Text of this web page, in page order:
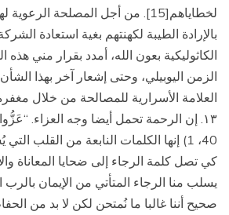
لخطاياهم[15]. من أجل المصلحة
بالإرادة الطيبة لكهنتهم بغية استعادة
الكاثوليكية بعون الله، أمدد بقرار مني
الزمن اليوبيلي، وحتى إشعار آخر بهذا
العلامة الأسرارية للمصالحة من خلال
١۳. إن الرحمة تحمل أيضا وجه العزاء.
40، 1) إنها الكلمات النابعة من القلب
كي تصل كلمة الرجاء إلى ضحايا المعاناة
يسلب منا الرجاء المتأتي من الإيمان بالرب
صحيح أننا غالبا ما نُمتحن لكن لا بد من